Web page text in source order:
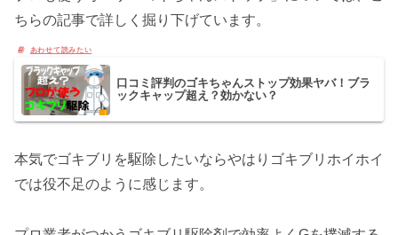
ちらの記事で詳しく掘り下げています。
口コミ評判のゴキちゃんストップ効果ヤバ！ブラ
ックキャップ超え？効かない？
本気でゴキブリを駆除したいならやはりゴキブリホイホイ
では役不足のように感じます。